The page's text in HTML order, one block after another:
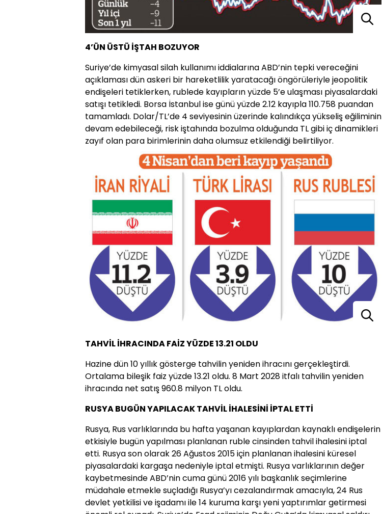
4’ÜN ÜSTÜ İŞTAH BOZUYOR
Suriye’de kimyasal silah kullanımı iddialarına ABD’nin tepki vereceğini
açıklaması dün askeri bir hareketlilik yaratacağı öngörüleriyle jeopolitik
endişeleri tetiklerken, rublede kayıpların yüzde 5’e ulaşması piyasalardaki
satışı tetikledi. Borsa İstanbul ise günü yüzde 2.12 kayıpla 110.758 puandan
tamamladı. Dolar/TL’de 4 seviyesinin üzerinde kalındıkça yükseliş eğiliminin
devam edebileceği, risk iştahında bozulma olduğunda TL gibi iç dinamikleri
zayıf olan para birimlerinin daha olumsuz etkilendiği belirtiliyor.
TAHVİL İHRACINDA FAİZ YÜZDE 13.21 OLDU
Hazine dün 10 yıllık gösterge tahvilin yeniden ihracını gerçekleştirdi.
Ortalama bileşik faiz yüzde 13.21 oldu. 8 Mart 2028 itfalı tahvilin yeniden
ihracında net satış 960.8 milyon TL oldu.
RUSYA BUGÜN YAPILACAK TAHVİL İHALESİNİ İPTAL ETTİ
Rusya, Rus varlıklarında bu hafta yaşanan kayıplardan kaynaklı endişelerin
etkisiyle bugün yapılması planlanan ruble cinsinden tahvil ihalesini iptal
etti. Rusya son olarak 26 Ağustos 2015 için planlanan ihalesini küresel
piyasalardaki kargaşa nedeniyle iptal etmişti. Rusya varlıklarının değer
kaybetmesinde ABD’nin cuma günü 2016 yılı başkanlık seçimlerine
müdahale etmekle suçladığı Rusya’yı cezalandırmak amacıyla, 24 Rus
devlet yetkilisi ve işadamı ile 14 kuruma karşı yeni yaptırımlar getirmesi